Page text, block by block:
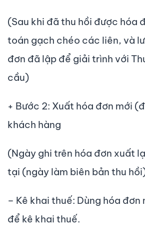
(Sau khi đã thu hồi được hóa
toán gạch chéo các liên, và
đơn đã lập để giải trình với
cầu)
+ Bước 2: Xuất hóa đơn mới
khách hàng
(Ngày ghi trên hóa đơn xuất
tại (ngày làm biên bản thu
– Kê khai thuế: Dùng hóa
để kê khai thuế.